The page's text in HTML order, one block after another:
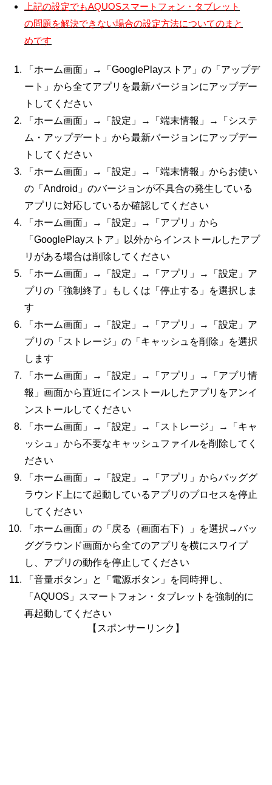
上記の設定でもAQUOSスマートフォン・タブレット
の問題を解決できない場合の設定方法についてのまと
めです
「ホーム画面」→「GooglePlayストア」の「アップデ
ート」から全てアプリを最新バージョンにアップデー
トしてください
「ホーム画面」→「設定」→「端末情報」→「システ
ム・アップデート」から最新バージョンにアップデー
トしてください
「ホーム画面」→「設定」→「端末情報」からお使い
の「Android」のバージョンが不具合の発生している
アプリに対応しているか確認してください
「ホーム画面」→「設定」→「アプリ」から
「GooglePlayストア」以外からインストールしたアプ
リがある場合は削除してください
「ホーム画面」→「設定」→「アプリ」→「設定」ア
プリの「強制終了」もしくは「停止する」を選択しま
す
「ホーム画面」→「設定」→「アプリ」→「設定」ア
プリの「ストレージ」の「キャッシュを削除」を選択
します
「ホーム画面」→「設定」→「アプリ」→「アプリ情
報」画面から直近にインストールしたアプリをアンイ
ンストールしてください
「ホーム画面」→「設定」→「ストレージ」→「キャ
ッシュ」から不要なキャッシュファイルを削除してく
ださい
「ホーム画面」→「設定」→「アプリ」からバッググ
ラウンド上にて起動しているアプリのプロセスを停止
してください
「ホーム画面」の「戻る（画面右下）」を選択→バッ
ググラウンド画面から全てのアプリを横にスワイプ
し、アプリの動作を停止してください
「音量ボタン」と「電源ボタン」を同時押し、
「AQUOS」スマートフォン・タブレットを強制的に
再起動してください
【スポンサーリンク】